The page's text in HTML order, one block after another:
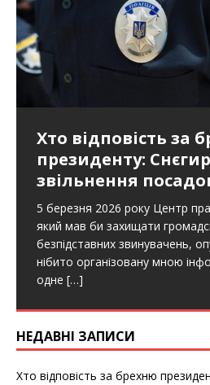
Хто відповість за
президенту:
звільнення
5 березня 2026 року Центр
який мав би захищати
безпідставних звинувачень,
нібито організовану мною
одне […]
НЕДАВНІ ЗАПИСИ
Хто відповість за брехню